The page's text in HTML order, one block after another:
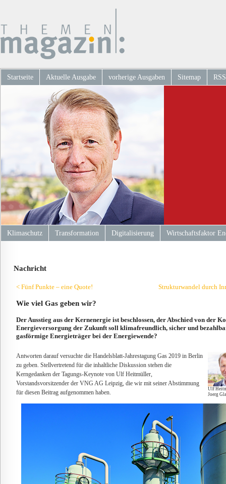
Startseite Aktuelle Ausgabe vorherige Ausgaben Sitemap RSS
Klimaschutz Transformation Digitalisierung Wirtschaftsfaktor
Nachricht
Strukturwandel durch
< Fünf Punkte – eine Quote!
Wie viel Gas geben wir?
Der Ausstieg aus der Kernenergie ist beschlossen, der Abschied von der
Energieversorgung der Zukunft soll klimafreundlich, sicher und
gasförmige Energieträger bei der Energiewende?
Ulf
Joerg
Antworten darauf versuchte die Handelsblatt-Jahrestagung Gas 2019 in Berlin
zu geben. Stellvertretend für die inhaltliche Diskussion stehen die
Kerngedanken der Tagungs-Keynote von Ulf Heitmüller,
Vorstandsvorsitzender der VNG AG Leipzig, die wir mit seiner Abstimmung
für diesen Beitrag aufgenommen haben.